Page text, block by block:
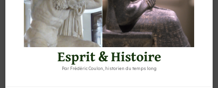
Esprit & Histoire
Par Frédéric Coulon, historien du temps long